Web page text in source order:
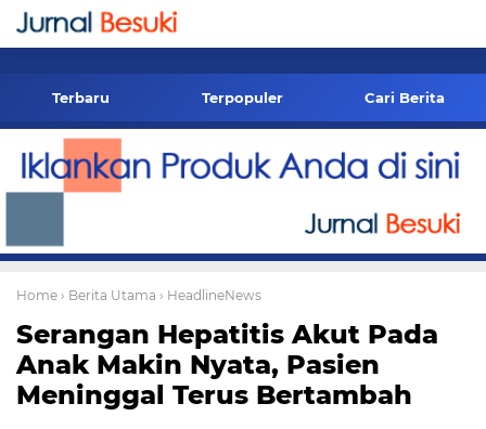
-->
Terbaru Terpopuler Cari Berita
Home › Berita Utama › HeadlineNews
Serangan Hepatitis Akut Pada
Anak Makin Nyata, Pasien
Meninggal Terus Bertambah